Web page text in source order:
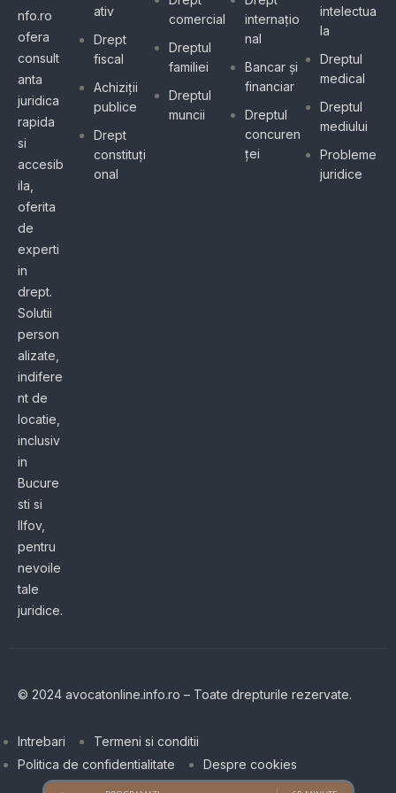
nfo.ro
ofera
consult
anta
juridica
rapida
si
accesib
ila,
oferita
de
experti
in
drept.
Solutii
person
alizate,
indifere
nt de
locatie,
inclusiv
in
Bucure
sti si
Ilfov,
pentru
nevoile
tale
juridice.
ativ
Drept
fiscal
Achiziții
publice
Drept
constituți
onal
comercial
Dreptul
familiei
Dreptul
muncii
internațio
nal
Bancar și
financiar
Dreptul
concuren
ței
intelectua
la
Dreptul
medical
Dreptul
mediului
Probleme
juridice
© 2024 avocatonline.info.ro – Toate drepturile rezervate.
Intrebari
Termeni si conditii
Politica de confidentialitate
Despre cookies